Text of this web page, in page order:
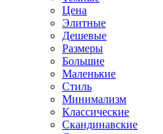
Цена
Элитные
Дешевые
Размеры
Большие
Маленькие
Стиль
Минимализм
Классические
Скандинавские